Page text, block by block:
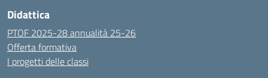
Didattica
PTOF 2025-28 annualità 25-26
Offerta formativa
I progetti delle classi